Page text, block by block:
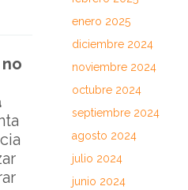
enero 2025
diciembre 2024
noviembre 2024
octubre 2024
septiembre 2024
agosto 2024
julio 2024
junio 2024